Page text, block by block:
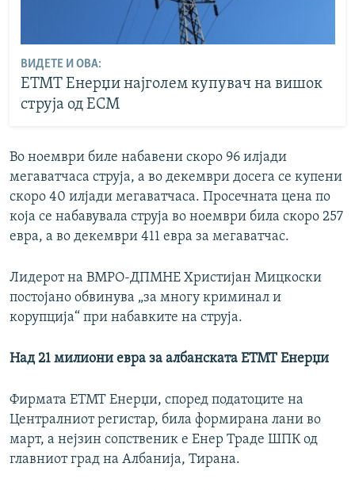
ВИДЕТЕ И ОВА:
ЕТМТ Енерџи најголем купувач на вишок
струја од ЕСМ
Во ноември биле набавени скоро 96 илјади
мегаватчаса струја, а во декември досега се купени
скоро 40 илјади мегаватчаса. Просечната цена по
која се набавувала струја во ноември била скоро 257
евра, а во декември 411 евра за мегаватчас.
Лидерот на ВМРО-ДПМНЕ Христијан Мицкоски
постојано обвинува „за многу криминал и
корупција“ при набавките на струја.
Над 21 милиони евра за албанската ЕТМТ Енерџи
Фирмата ЕТМТ Енерџи, според податоците на
Централниот регистар, била формирана лани во
март, а нејзин сопственик е Енер Траде ШПК од
главниот град на Албанија, Тирана.